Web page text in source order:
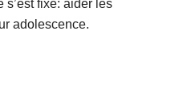
s’est fixé: aider les
adolescence.